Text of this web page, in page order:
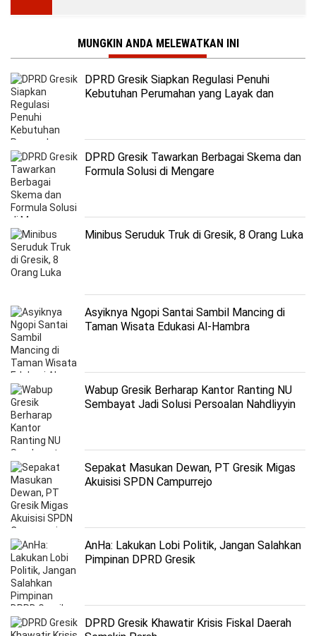
MUNGKIN ANDA MELEWATKAN INI
DPRD Gresik Siapkan Regulasi Penuhi
Kebutuhan Perumahan yang Layak dan
DPRD Gresik Tawarkan Berbagai Skema dan
Formula Solusi di Mengare
Minibus Seruduk Truk di Gresik, 8 Orang Luka
Asyiknya Ngopi Santai Sambil Mancing di
Taman Wisata Edukasi Al-Hambra
Wabup Gresik Berharap Kantor Ranting NU
Sembayat Jadi Solusi Persoalan Nahdliyyin
Sepakat Masukan Dewan, PT Gresik Migas
Akuisisi SPDN Campurrejo
AnHa: Lakukan Lobi Politik, Jangan Salahkan
Pimpinan DPRD Gresik
DPRD Gresik Khawatir Krisis Fiskal Daerah